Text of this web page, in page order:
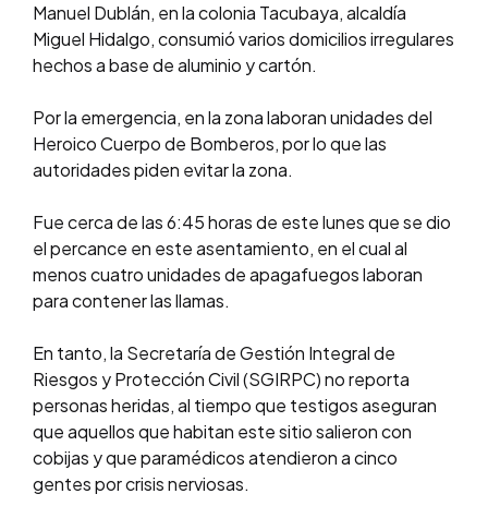
Manuel Dublán, en la colonia Tacubaya, alcaldía
Miguel Hidalgo, consumió varios domicilios irregulares
hechos a base de aluminio y cartón.
Por la emergencia, en la zona laboran unidades del
Heroico Cuerpo de Bomberos, por lo que las
autoridades piden evitar la zona.
Fue cerca de las 6:45 horas de este lunes que se dio
el percance en este asentamiento, en el cual al
menos cuatro unidades de apagafuegos laboran
para contener las llamas.
En tanto, la Secretaría de Gestión Integral de
Riesgos y Protección Civil (SGIRPC) no reporta
personas heridas, al tiempo que testigos aseguran
que aquellos que habitan este sitio salieron con
cobijas y que paramédicos atendieron a cinco
gentes por crisis nerviosas.